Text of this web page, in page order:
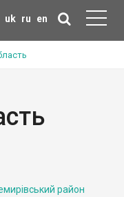
uk ru en
район